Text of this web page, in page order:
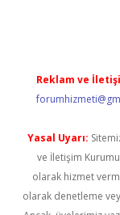
Reklam ve
Yasal Uyarı:
ve İletişim Kurumu
olarak hizmet
olarak denetleme